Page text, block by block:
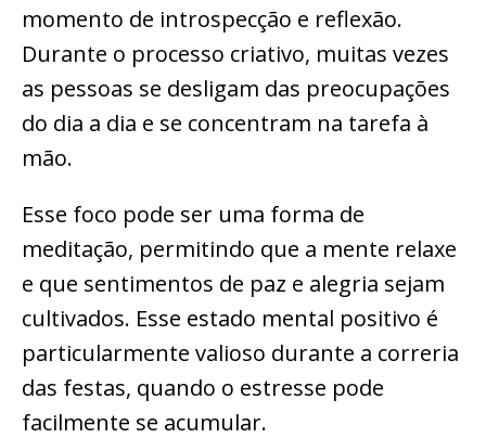
momento de introspecção e reflexão.
Durante o processo criativo, muitas vezes
as pessoas se desligam das preocupações
do dia a dia e se concentram na tarefa à
mão.
Esse foco pode ser uma forma de
meditação, permitindo que a mente relaxe
e que sentimentos de paz e alegria sejam
cultivados. Esse estado mental positivo é
particularmente valioso durante a correria
das festas, quando o estresse pode
facilmente se acumular.